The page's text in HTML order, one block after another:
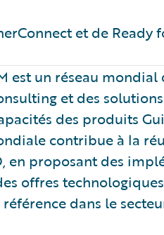
et de Ready
est un réseau
et des
des produits
contribue à la
en proposant des
offres
dans le